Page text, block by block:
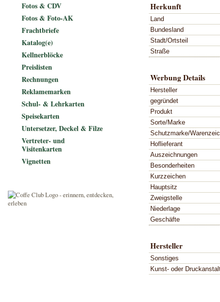
Herkunft
Land
Bundesland
Stadt/Ortsteil
Straße
Werbung Details
Hersteller
gegründet
Produkt
Sorte/Marke
Schutzmarke/
Hoflieferant
Auszeichnungen
Besonderheiten
Kurzzeichen
Hauptsitz
Zweigstelle
Niederlage
Geschäfte
Hersteller
Sonstiges
Kunst- oder
Fotos & CDV
Fotos & Foto-AK
Frachtbriefe
Katalog(e)
Kellnerblöcke
Preislisten
Rechnungen
Reklamemarken
Schul- & Lehrkarten
Speisekarten
Untersetzer, Deckel & Filze
Vertreter- und
Visitenkarten
Vignetten